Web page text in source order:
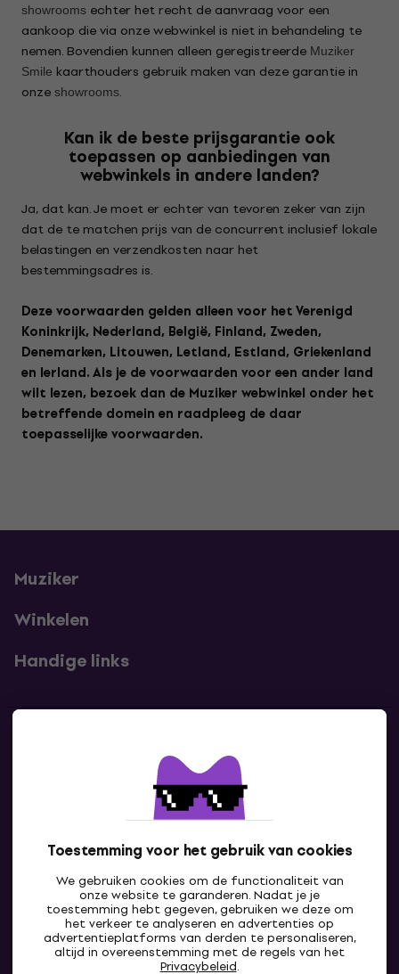
Toestemming voor het gebruik van cookies
We gebruiken cookies om de functionaliteit van
onze website te garanderen. Nadat je je
toestemming hebt gegeven, gebruiken we deze om
het verkeer te analyseren en advertenties op
advertentieplatforms van derden te personaliseren,
altijd in overeenstemming met de regels van het
Privacybeleid.
showrooms echter het recht de aanvraag voor een
aankoop die via onze webwinkel is niet in behandeling te
nemen. Bovendien kunnen alleen geregistreerde Muziker
Smile kaarthouders gebruik maken van deze garantie in
onze showrooms.
Kan ik de beste prijsgarantie ook
toepassen op aanbiedingen van
webwinkels in andere landen?
Ja, dat kan. Je moet er echter van tevoren zeker van zijn
dat de te matchen prijs van de concurrent inclusief lokale
belastingen en verzendkosten naar het
bestemmingsadres is.
Deze voorwaarden gelden alleen voor het Verenigd
Koninkrijk, Nederland, België, Finland, Zweden,
Denemarken, Litouwen, Letland, Estland, Griekenland
en Ierland. Als je de voorwaarden voor een ander land
wilt lezen, bezoek dan de Muziker webwinkel onder het
betreffende domein en raadpleeg de daar
toepasselijke voorwaarden.
Muziker
Winkelen
Handige links
Neem contact met ons op
BE